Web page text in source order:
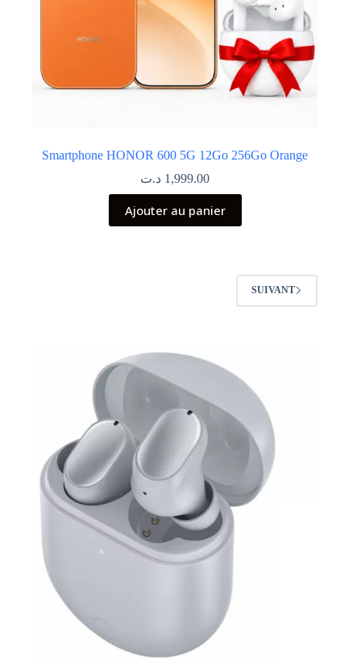
Smartphone HONOR 600 5G 12Go 256Go Orange
1,999.00 د.ت
Ajouter au panier
SUIVANT